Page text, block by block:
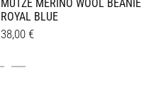
MÜTZE MERINO WOOL BEANIE
ROYAL BLUE
38,00 €